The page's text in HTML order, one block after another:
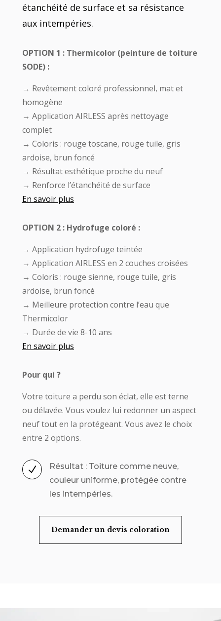
étanchéité de surface et sa résistance
aux intempéries.
OPTION 1 : Thermicolor (peinture de toiture
SODE) :
→ Revêtement coloré professionnel, mat et
homogène
→ Application AIRLESS après nettoyage
complet
→ Coloris : rouge toscane, rouge tuile, gris
ardoise, brun foncé
→ Résultat esthétique proche du neuf
→ Renforce l’étanchéité de surface
En savoir plus
OPTION 2 : Hydrofuge coloré :
→ Application hydrofuge teintée
→ Application AIRLESS en 2 couches croisées
→ Coloris : rouge sienne, rouge tuile, gris
ardoise, brun foncé
→ Meilleure protection contre l’eau que
Thermicolor
→ Durée de vie 8-10 ans
En savoir plus
Pour qui ?
Votre toiture a perdu son éclat, elle est terne
ou délavée. Vous voulez lui redonner un aspect
neuf tout en la protégeant. Vous avez le choix
entre 2 options.
N
Résultat : Toiture comme neuve,
couleur uniforme, protégée contre
les intempéries.
Demander un devis coloration